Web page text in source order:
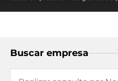
Buscar empresa